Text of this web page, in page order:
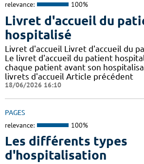
relevance: 100%
Livret d'accueil du
hospitalisé
Livret d'accueil Livret d'accueil du
Le livret d'accueil du patient
chaque patient avant son
livrets d'accueil Article précédent
18/06/2026 16:10
PAGES
relevance: 100%
Les différents types
d'hospitalisation